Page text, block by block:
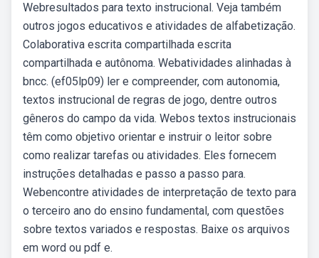
Webresultados para texto instrucional. Veja também
outros jogos educativos e atividades de alfabetização.
Colaborativa escrita compartilhada escrita
compartilhada e autônoma. Webatividades alinhadas à
bncc. (ef05lp09) ler e compreender, com autonomia,
textos instrucional de regras de jogo, dentre outros
gêneros do campo da vida. Webos textos instrucionais
têm como objetivo orientar e instruir o leitor sobre
como realizar tarefas ou atividades. Eles fornecem
instruções detalhadas e passo a passo para.
Webencontre atividades de interpretação de texto para
o terceiro ano do ensino fundamental, com questões
sobre textos variados e respostas. Baixe os arquivos
em word ou pdf e.